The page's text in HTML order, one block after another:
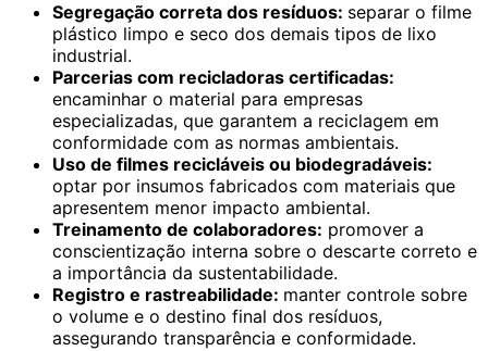
Segregação correta dos resíduos: separar o filme
plástico limpo e seco dos demais tipos de lixo
industrial.
Parcerias com recicladoras certificadas:
encaminhar o material para empresas
especializadas, que garantem a reciclagem em
conformidade com as normas ambientais.
Uso de filmes recicláveis ou biodegradáveis:
optar por insumos fabricados com materiais que
apresentem menor impacto ambiental.
Treinamento de colaboradores: promover a
conscientização interna sobre o descarte correto e
a importância da sustentabilidade.
Registro e rastreabilidade: manter controle sobre
o volume e o destino final dos resíduos,
assegurando transparência e conformidade.